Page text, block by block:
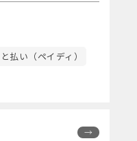
払い（ペイディ）